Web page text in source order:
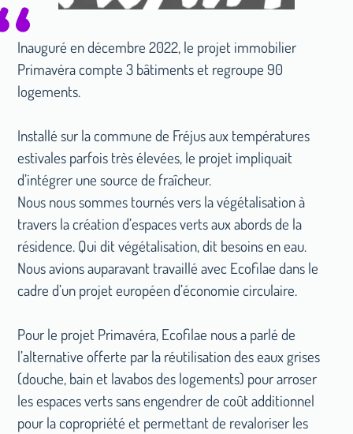
Inauguré en décembre 2022, le projet immobilier
Primavéra compte 3 bâtiments et regroupe 90
logements.
Installé sur la commune de Fréjus aux températures
estivales parfois très élevées, le projet impliquait
d’intégrer une source de fraîcheur.
Nous nous sommes tournés vers la végétalisation à
travers la création d’espaces verts aux abords de la
résidence. Qui dit végétalisation, dit besoins en eau.
Nous avions auparavant travaillé avec Ecofilae dans le
cadre d’un projet européen d’économie circulaire.
Pour le projet Primavéra, Ecofilae nous a parlé de
l’alternative offerte par la réutilisation des eaux grises
(douche, bain et lavabos des logements) pour arroser
les espaces verts sans engendrer de coût additionnel
pour la copropriété et permettant de revaloriser les